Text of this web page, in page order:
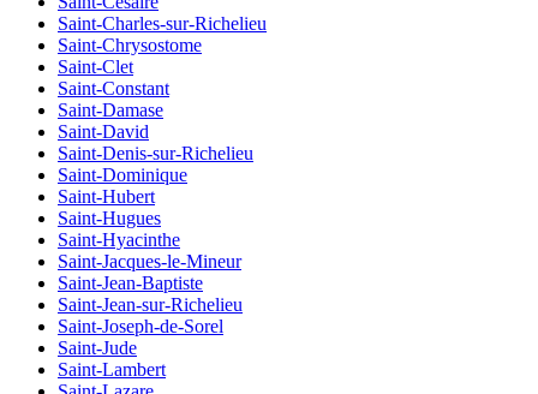
Saint-Charles-sur-Richelieu
Saint-Chrysostome
Saint-Clet
Saint-Constant
Saint-Damase
Saint-David
Saint-Denis-sur-Richelieu
Saint-Dominique
Saint-Hubert
Saint-Hugues
Saint-Hyacinthe
Saint-Jacques-le-Mineur
Saint-Jean-Baptiste
Saint-Jean-sur-Richelieu
Saint-Joseph-de-Sorel
Saint-Jude
Saint-Lambert